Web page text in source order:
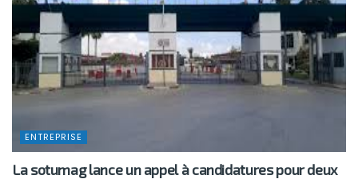
ENTREPRISE
La sotumag lance un appel à candidatures pour deux